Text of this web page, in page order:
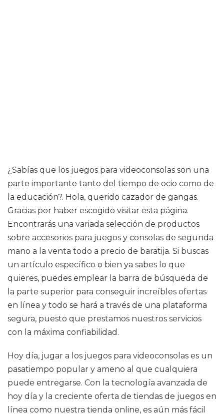
¿Sabías que los juegos para videoconsolas son una
parte importante tanto del tiempo de ocio como de
la educación?. Hola, querido cazador de gangas.
Gracias por haber escogido visitar esta página.
Encontrarás una variada selección de productos
sobre accesorios para juegos y consolas de segunda
mano a la venta todo a precio de baratija. Si buscas
un artículo específico o bien ya sabes lo que
quieres, puedes emplear la barra de búsqueda de
la parte superior para conseguir increíbles ofertas
en línea y todo se hará a través de una plataforma
segura, puesto que prestamos nuestros servicios
con la máxima confiabilidad.
Hoy día, jugar a los juegos para videoconsolas es un
pasatiempo popular y ameno al que cualquiera
puede entregarse. Con la tecnología avanzada de
hoy día y la creciente oferta de tiendas de juegos en
línea como nuestra tienda online, es aún más fácil